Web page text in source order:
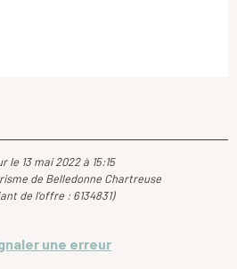
le 13 mai 2022 à 15:15
de Belledonne Chartreuse
de l'offre : 6134831)
une erreur